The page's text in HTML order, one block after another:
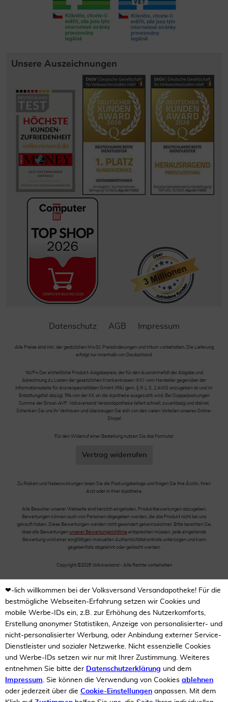
Unsere Auszeichnungen
Datenschutz AGB Impressum
Alle Preise sind inkl. der gestzlichen MwSt. Preisänderungen und Irrtum vorbehalten. Die Lieferung
erfolgt nur innerhalb von Deutschland.
*AVP= Der einheitliche Produkt-Abgabepreis, der für den Ausnahmefall der Abgabe und
Abrechnung zu Lasten der gesetzlichen Krankenkassen (KK) vom Hersteller gegenüber der
Informationsstelle für Arzneispezialitäten GmbH (IFA) gem. § III 1, S. 2 AMG anzugeben ist und im
Erstattungsfall abzügl. 5% von der KK an die Apotheke ausgezahlt wird. Bei Doppelpackungen
Summe der Einzel-AVP. Volksversand Versandapotheke liefert schnell, zuverlässig und diskret.
Schenken Sie uns Ihr Vertrauen und überzeugen Sie sich von den vielen Vorteilen unseres Online-
Shops!
Für den Widerruf einer Bestellung nutzen Sie das Formular:
Vertrag widerrufen
Zu Risiken und Nebenwirkungen lesen Sie die Packungsbeilage und fragen Sie Ihre Ärztin, Ihren
Arzt oder in Ihrer Apotheke.
Alle Besucher unserer Webseite sind herzlich eingeladen, Produktbewertungen abzugeben.
Bewertungen können auch von Personen abgegeben werden, die das Produkt nicht bei uns
gekauft haben. Diese Bewertungen werden nicht gesondert gekennzeichnet. Bitte beachten Sie,
dass alle Bewertungen unserer Bewertungsrichtlinie entsprechen müssen. Jede eingehende
Bewertung wird einer sorgfältigen manuellen Authentizitätskontrolle unterzogen und kann
gegebenfalls abgelehnt oder gelöscht werden.
Copyright ©2026 Volksversand - Alle Rechte vorbehalten
❤-lich willkommen bei der Volksversand Versandapotheke! Für die
bestmögliche Webseiten-Erfahrung setzen wir Cookies und
mobile Werbe-IDs ein, z.B. zur Erhöhung des Nutzerkomforts,
Erstellung anonymer Statistiken, Anzeige von personalisierter- und
nicht-personalisierter Werbung, oder Anbindung externer Service-
Dienstleister und sozialer Netzwerke. Nicht essenzielle Cookies
und Werbe-IDs setzen wir nur mit Ihrer Zustimmung. Weiteres
entnehmen Sie bitte der Datenschutzerklärung und dem
Impressum. Sie können die Verwendung von Cookies ablehnen
oder jederzeit über die Cookie-Einstellungen anpassen. Mit dem